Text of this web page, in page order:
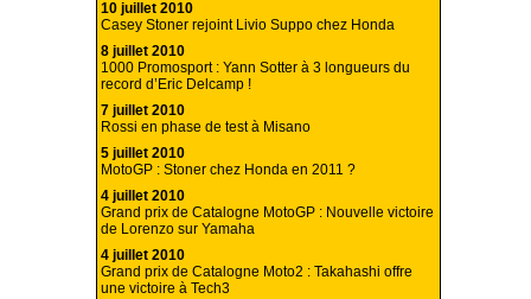
10 juillet 2010
Casey Stoner rejoint Livio Suppo chez Honda
8 juillet 2010
1000 Promosport : Yann Sotter à 3 longueurs du
record d’Eric Delcamp !
7 juillet 2010
Rossi en phase de test à Misano
5 juillet 2010
MotoGP : Stoner chez Honda en 2011 ?
4 juillet 2010
Grand prix de Catalogne MotoGP : Nouvelle victoire
de Lorenzo sur Yamaha
4 juillet 2010
Grand prix de Catalogne Moto2 : Takahashi offre
une victoire à Tech3